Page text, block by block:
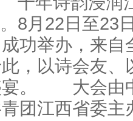
8月22日至23
功举办，来
，以诗会友
宴。 大会由
团江西省委主